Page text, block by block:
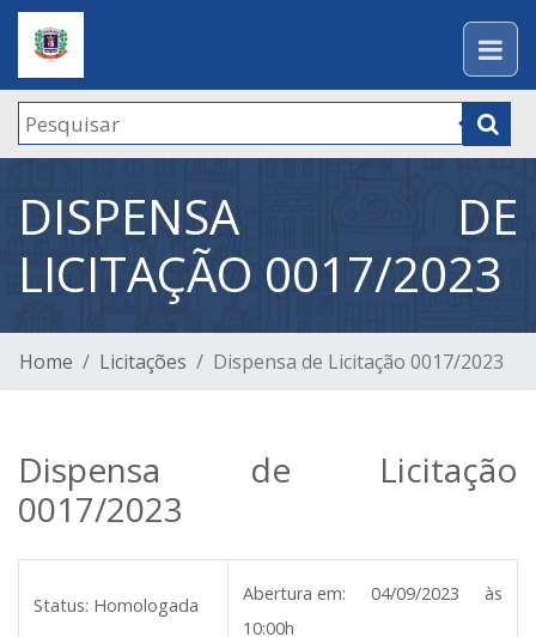
DISPENSA DE
LICITAÇÃO 0017/2023
Home Licitações Dispensa de Licitação 0017/2023
Dispensa de Licitação
0017/2023
Status: Homologada
Abertura em:
04/09/2023 às
10:00h